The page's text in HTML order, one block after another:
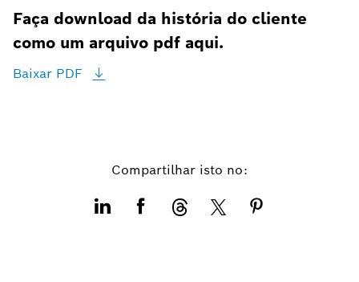
Faça download da história do cliente
como um arquivo pdf aqui.
Baixar PDF
Compartilhar isto no: